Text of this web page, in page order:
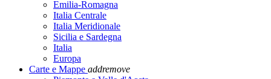
Emilia-Romagna
Italia Centrale
Italia Meridionale
Sicilia e Sardegna
Italia
Europa
Carte e Mappe addremove